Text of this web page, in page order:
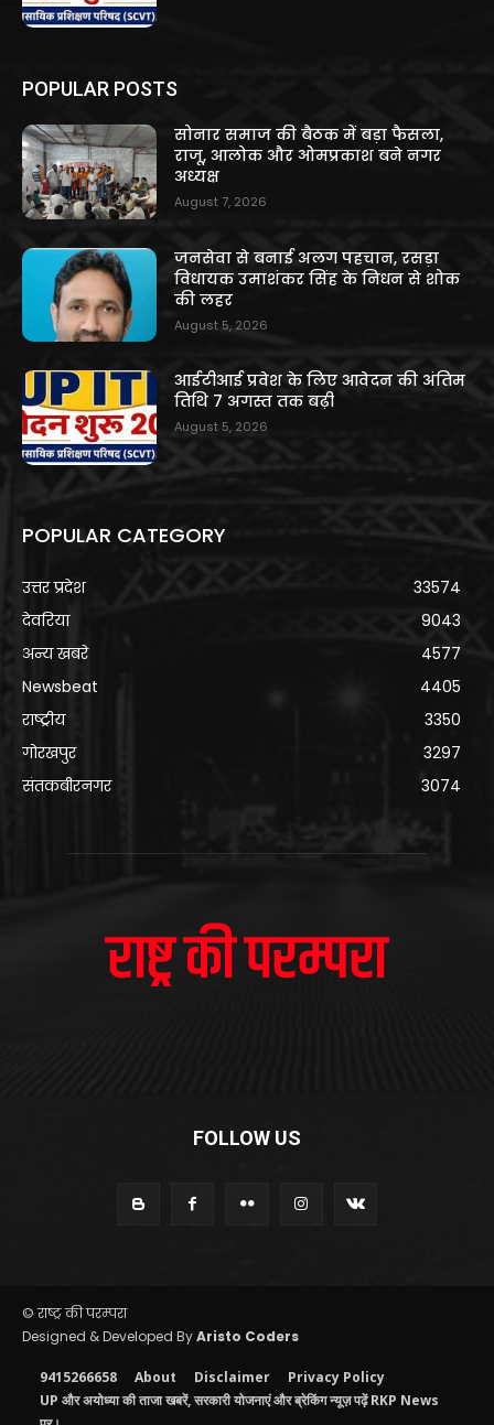
POPULAR POSTS
सोनार समाज की बैठक में बड़ा फैसला,
राजू, आलोक और ओमप्रकाश बने नगर
अध्यक्ष
August 7, 2026
जनसेवा से बनाई अलग पहचान, रसड़ा
विधायक उमाशंकर सिंह के निधन से शोक
की लहर
August 5, 2026
आईटीआई प्रवेश के लिए आवेदन की अंतिम
तिथि 7 अगस्त तक बढ़ी
August 5, 2026
POPULAR CATEGORY
उत्तर प्रदेश
33574
देवरिया
9043
अन्य खबरे
4577
Newsbeat
4405
राष्ट्रीय
3350
गोरखपुर
3297
संतकबीरनगर
3074
FOLLOW US
© राष्ट्र की परम्परा
Designed & Developed ByAristo Coders
9415266658 About Disclaimer
Privacy Policy
UP और अयोध्या की ताजा खबरें, सरकारी योजनाएं और ब्रेकिंग न्यूज़ पढ़ें RKP News